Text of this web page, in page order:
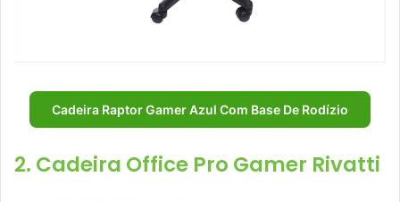
Cadeira Raptor Gamer Azul Com Base De Rodízio
2. Cadeira Office Pro Gamer Rivatti